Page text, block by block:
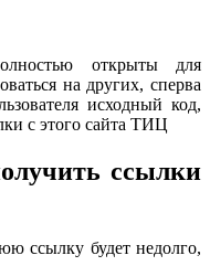
открыты для
на других, сперва
исходный код,
с этого сайта ТИЦ
ссылки
ссылку будет недолго,